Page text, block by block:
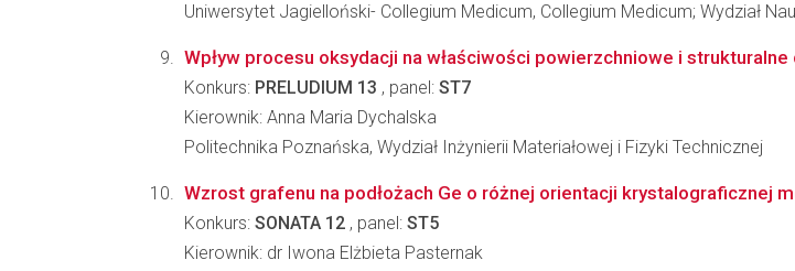
Uniwersytet Jagielloński- Collegium Medicum, Collegium Medicum; Wydział
Wpływ procesu oksydacji na właściwości powierzchniowe i
Konkurs: PRELUDIUM 13 , panel: ST7
Kierownik: Anna Maria Dychalska
Politechnika Poznańska, Wydział Inżynierii Materiałowej i Fizyki Technicznej
Wzrost grafenu na podłożach Ge o różnej orientacji krystalograficznej
Konkurs: SONATA 12 , panel: ST5
Kierownik: dr Iwona Elżbieta Pasternak